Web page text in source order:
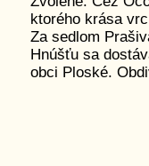
ktorého krása
Za sedlom
Hnúšťu sa
obci Ploské.